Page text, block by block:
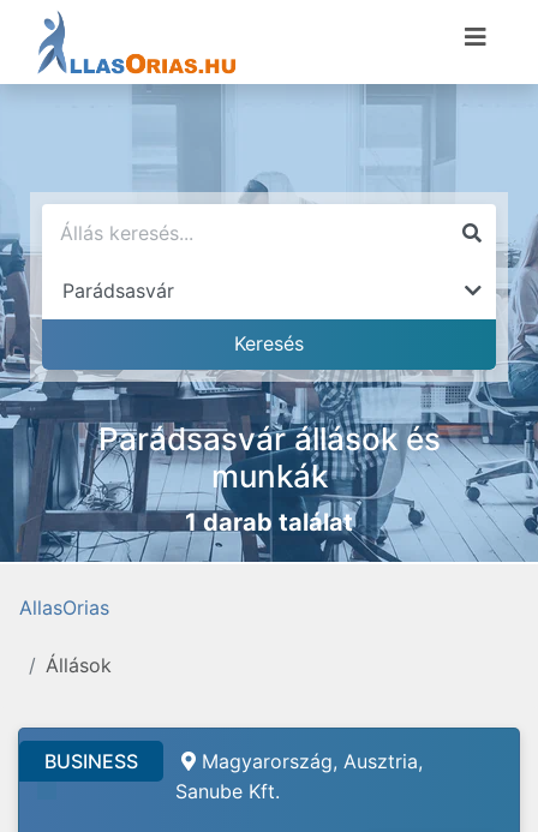
Parádsasvár állások és
munkák
1 darab találat
AllasOrias
Állások
BUSINESS
Magyarország, Ausztria,
Sanube Kft.